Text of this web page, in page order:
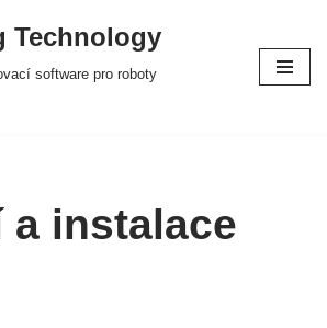
Technology
software pro roboty
a instalace